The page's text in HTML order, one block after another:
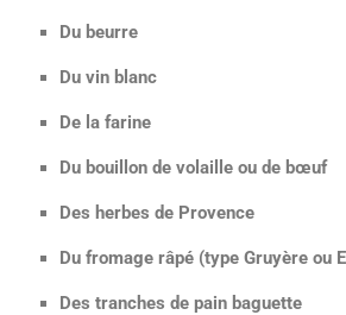
Du beurre
Du vin blanc
De la farine
Du bouillon de volaille ou de bœuf
Des herbes de Provence
Du fromage râpé (type Gruyère ou
Des tranches de pain baguette